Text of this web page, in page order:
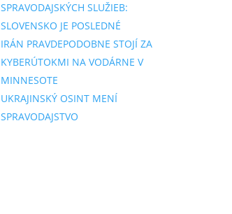
SPRAVODAJSKÝCH SLUŽIEB:
SLOVENSKO JE POSLEDNÉ
IRÁN PRAVDEPODOBNE STOJÍ ZA
KYBERÚTOKMI NA VODÁRNE V
MINNESOTE
UKRAJINSKÝ OSINT MENÍ
SPRAVODAJSTVO